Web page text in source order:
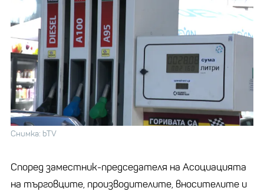
Снимка: bTV
Според заместник-председателя на Асоциацията
на търговците, производителите, вносителите и